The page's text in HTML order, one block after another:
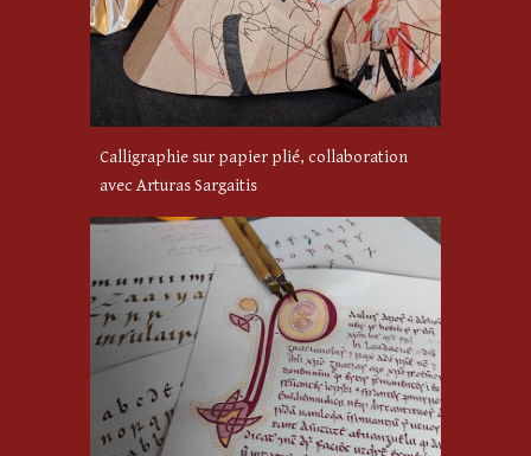
Calligraphie sur papier plié, collaboration
avec Arturas Sargaitis